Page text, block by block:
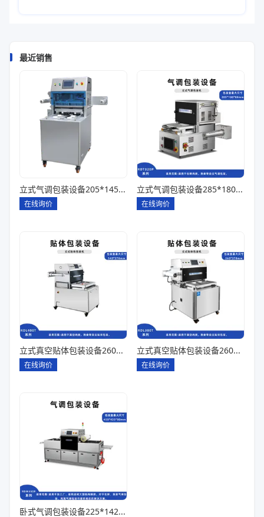
最近销售
立式气调包装设备205*145*85一出四
在线询价
立式气调包装设备285*180*80一出一
在线询价
立式真空贴体包装设备260*180一出四
在线询价
立式真空贴体包装设备260*180一出二
在线询价
卧式气调包装设备225*142*80一出六